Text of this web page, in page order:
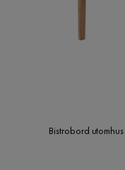
Bistrobord